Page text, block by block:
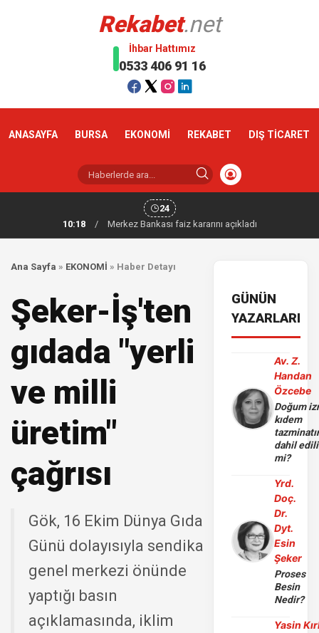
Rekabet.net
İhbar Hattımız
0533 406 91 16
ANASAYFA BURSA EKONOMİ REKABET DIŞ TİCARET
24
10:18
/ Merkez Bankası faiz kararını açıkladı
Ana Sayfa » EKONOMİ » Haber Detayı
Şeker-İş'ten
gıdada "yerli
ve milli
üretim"
çağrısı
Gök, 16 Ekim Dünya Gıda
Günü dolayısıyla sendika
genel merkezi önünde
yaptığı basın
açıklamasında, iklim
GÜNÜN
YAZARLARI
Av. Z.
Handan
Özcebe
Doğum
kıdem
dahil
mi?
Yrd.
Doç.
Dr.
Dyt.
Esin
Şeker
Proses
Besin
Nedir?
Yasin